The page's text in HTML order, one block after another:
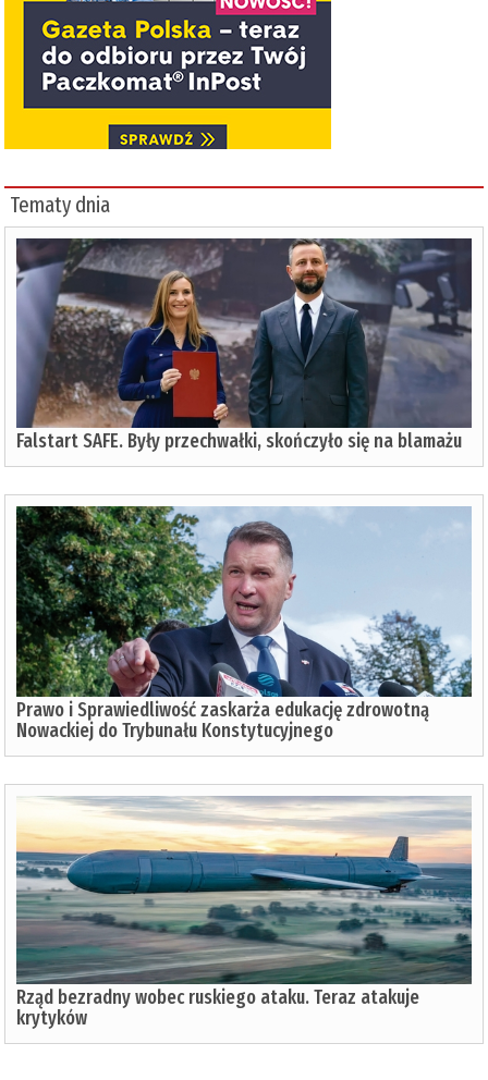
Tematy dnia
Falstart SAFE. Były przechwałki, skończyło się na blamażu
Prawo i Sprawiedliwość zaskarża edukację zdrowotną
Nowackiej do Trybunału Konstytucyjnego
Rząd bezradny wobec ruskiego ataku. Teraz atakuje
krytyków